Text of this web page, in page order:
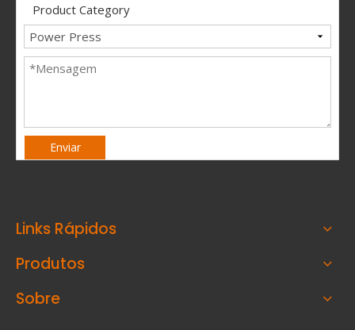
Product Category
Enviar
Links Rápidos
Produtos
Sobre